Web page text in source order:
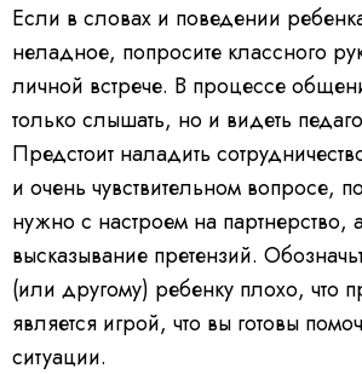
Если в словах и поведении
неладное, попросите классного
личной встрече. В процессе
только слышать, но и видеть
Предстоит наладить
и очень чувствительном вопросе,
нужно с настроем на партнерство,
высказывание претензий.
(или другому) ребенку плохо, что
является игрой, что вы готовы
ситуации.